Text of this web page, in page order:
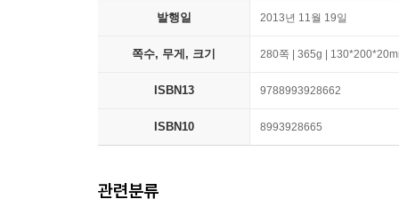
발행일 2013년 11월 19일
쪽수, 무게, 크기 280쪽 | 365g |
ISBN13 9788993928662
ISBN10 8993928665
관련분류